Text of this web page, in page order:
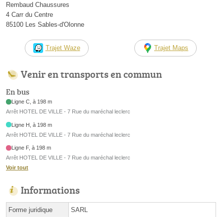
Rembaud Chaussures
4 Carr du Centre
85100 Les Sables-d'Olonne
Trajet Waze Trajet Maps
Venir en transports en commun
En bus
Ligne C, à 198 m
Arrêt HOTEL DE VILLE - 7 Rue du maréchal leclerc
Ligne H, à 198 m
Arrêt HOTEL DE VILLE - 7 Rue du maréchal leclerc
Ligne F, à 198 m
Arrêt HOTEL DE VILLE - 7 Rue du maréchal leclerc
Voir tout
Informations
Forme juridique SARL